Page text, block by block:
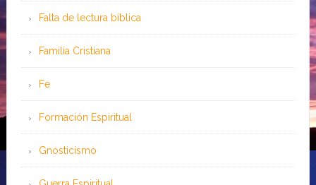
Falta de lectura bíblica
Familia Cristiana
Fe
Formación Espiritual
Gnosticismo